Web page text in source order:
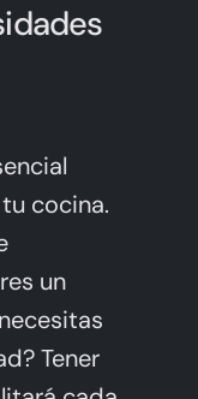
cocina.
un
Tener